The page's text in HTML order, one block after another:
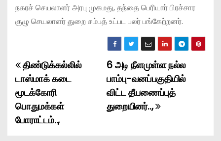
நகரச் செயலாளர் அரபு முகமது, தந்தை பெரியார் பிரச்சார
குழு செயலாளர் துறை சம்பத் உட்பட பலர் பங்கேற்றனர்.
P
o
s
6 அடி நீளமுள்ள நல்ல
பாம்பு-வனப்பகுதியில்
விட்ட தீயணைப்புத்
துறையினர்..,
திண்டுக்கல்லில்
டாஸ்மாக் கடை
மூடக்கோரி
பொதுமக்கள்
போராட்டம்..,